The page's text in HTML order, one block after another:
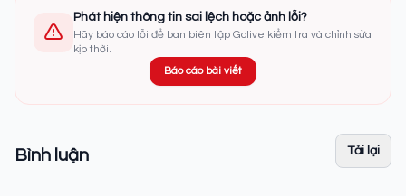
Phát hiện thông tin sai lệch hoặc ảnh lỗi?
Hãy báo cáo lỗi để ban biên tập Golive kiểm tra và chỉnh sửa
kịp thời.
Báo cáo bài viết
Bình luận Tải lại